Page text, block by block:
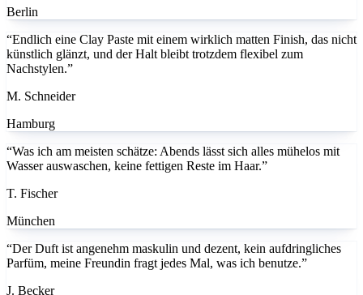
“Endlich eine Clay Paste mit einem wirklich matten Finish, das nicht
künstlich glänzt, und der Halt bleibt trotzdem flexibel zum
Nachstylen.”
M. Schneider
Hamburg
“Was ich am meisten schätze: Abends lässt sich alles mühelos mit
Wasser auswaschen, keine fettigen Reste im Haar.”
T. Fischer
München
“Der Duft ist angenehm maskulin und dezent, kein aufdringliches
Parfüm, meine Freundin fragt jedes Mal, was ich benutze.”
J. Becker
Köln